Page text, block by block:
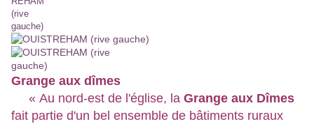
Grange aux dîmes
« Au nord-est de l'église, la Grange aux Dîmes
fait partie d'un bel ensemble de bâtiments ruraux